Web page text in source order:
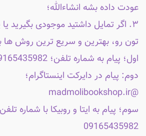
عودت داده بشه انشاءالله؛
۳. اگر تمایل داشتید موجودی بگیرید
تون رو، بهترین و سریع ترین روش
اول؛ پیام به شماره تلفن؛ 09165435982
دوم: پیام در دایرکت اینستاگرام؛
@madmolibookshop.ir
سوم؛ پیام به ایتا و روبیکا با شماره
09165435982